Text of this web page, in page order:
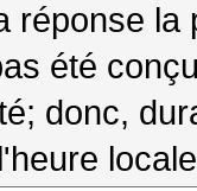
réponse
été
donc,